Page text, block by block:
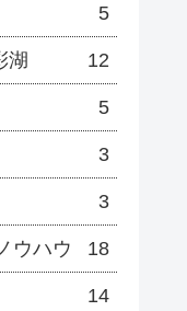
5
湖 12
5
3
3
ウハウ 18
14